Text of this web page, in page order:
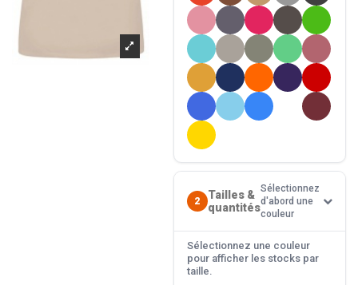
2
Tailles &
quantités
Sélectionnez
d'abord une
couleur
Sélectionnez une couleur
pour afficher les stocks par
taille.